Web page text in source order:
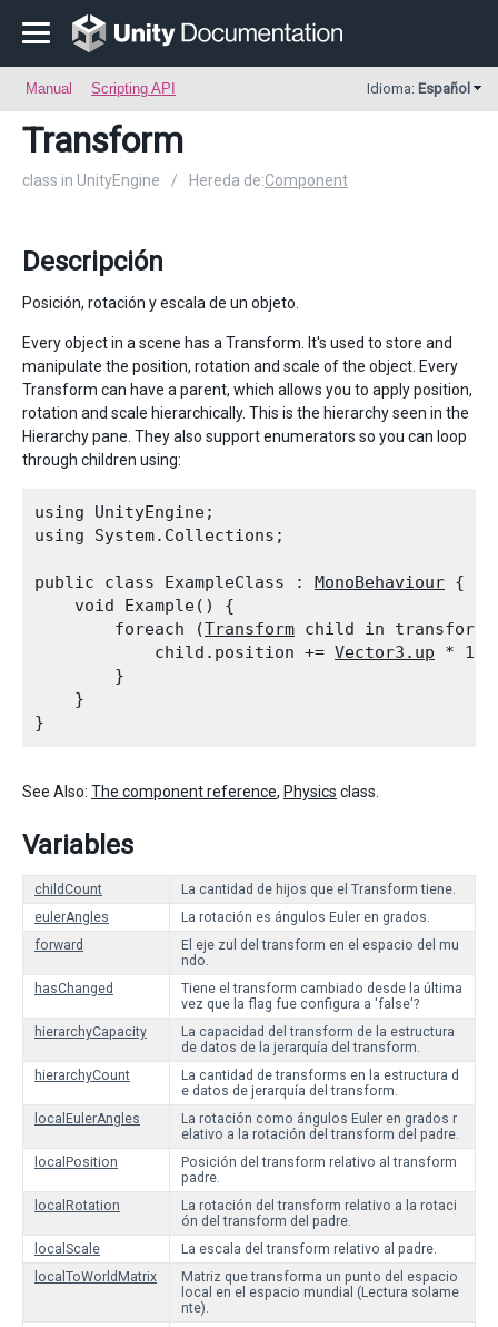
Manual Scripting API Idioma: Español
Transform
class in UnityEngine / Hereda de:Component
Descripción
Posición, rotación y escala de un objeto.
Every object in a scene has a Transform. It's used to store and
manipulate the position, rotation and scale of the object. Every
Transform can have a parent, which allows you to apply position,
rotation and scale hierarchically. This is the hierarchy seen in the
Hierarchy pane. They also support enumerators so you can loop
through children using:
using UnityEngine;
using System.Collections;
public class ExampleClass : MonoBehaviour {
    void Example() {
        foreach (
Transform child in
            child.position +=
Vector3.up *
        }
    }
See Also: The component reference, Physics class.
Variables
childCount
La cantidad de hijos que el Transform tiene.
eulerAngles
La rotación es ángulos Euler en grados.
forward
El eje zul del transform en el espacio del mu
ndo.
hasChanged
Tiene el transform cambiado desde la última
vez que la flag fue configura a 'false'?
hierarchyCapacity
La capacidad del transform de la estructura
de datos de la jerarquía del transform.
hierarchyCount
La cantidad de transforms en la estructura d
e datos de jerarquía del transform.
localEulerAngles
La rotación como ángulos Euler en grados r
elativo a la rotación del transform del padre.
localPosition
Posición del transform relativo al transform
padre.
localRotation
La rotación del transform relativo a la rotaci
ón del transform del padre.
localScale
La escala del transform relativo al padre.
localToWorldMatrix
Matriz que transforma un punto del espacio
local en el espacio mundial (Lectura solame
nte).